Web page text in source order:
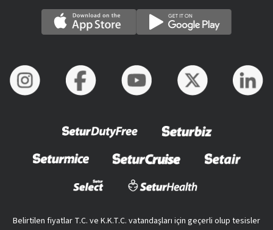
Belirtilen fiyatlar T.C. ve K.K.T.C. vatandaşları için geçerli olup tesisler